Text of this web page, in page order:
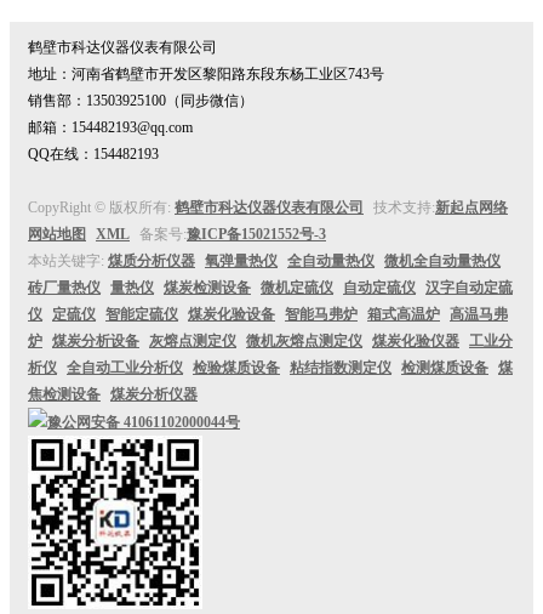
鹤壁市科达仪器仪表有限公司
地址：河南省鹤壁市开发区黎阳路东段东杨工业区743号
销售部：13503925100（同步微信）
邮箱：154482193@qq.com
QQ在线：154482193
CopyRight © 版权所有: 鹤壁市科达仪器仪表有限公司 技术支持:新起点网络
网站地图
XML 备案号:豫ICP备15021552号-3
本站关键字: 煤质分析仪器 氧弹量热仪 全自动量热仪 微机全自动量热仪
砖厂量热仪 量热仪 煤炭检测设备 微机定硫仪 自动定硫仪 汉字自动定硫
仪
定硫仪 智能定硫仪 煤炭化验设备 智能马弗炉 箱式高温炉 高温马弗
炉 煤炭分析设备 灰熔点测定仪 微机灰熔点测定仪 煤炭化验仪器 工业分
析仪 全自动工业分析仪 检验煤质设备 粘结指数测定仪 检测煤质设备 煤
焦检测设备 煤炭分析仪器
豫公网安备 41061102000044号